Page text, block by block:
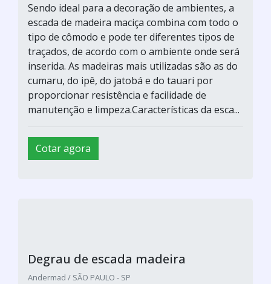
Sendo ideal para a decoração de ambientes, a
escada de madeira maciça combina com todo o
tipo de cômodo e pode ter diferentes tipos de
traçados, de acordo com o ambiente onde será
inserida. As madeiras mais utilizadas são as do
cumaru, do ipê, do jatobá e do tauari por
proporcionar resistência e facilidade de
manutenção e limpeza.Características da esca...
Cotar agora
Degrau de escada madeira
Andermad / SÃO PAULO - SP